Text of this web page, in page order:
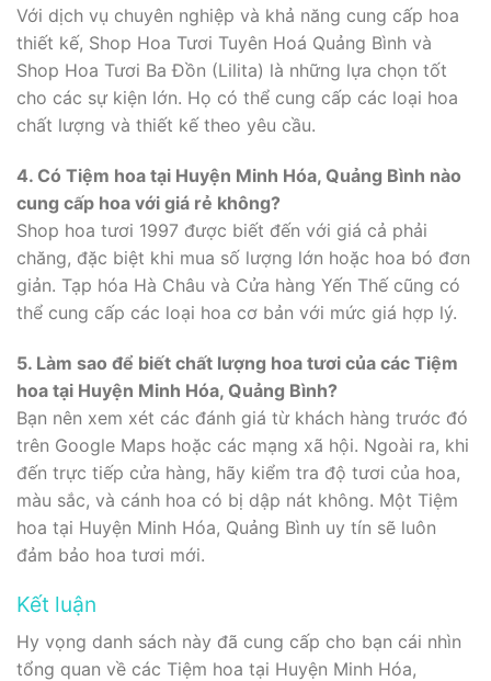
Với dịch vụ chuyên nghiệp và khả năng cung cấp hoa
thiết kế, Shop Hoa Tươi Tuyên Hoá Quảng Bình và
Shop Hoa Tươi Ba Đồn (Lilita) là những lựa chọn tốt
cho các sự kiện lớn. Họ có thể cung cấp các loại hoa
chất lượng và thiết kế theo yêu cầu.
4. Có Tiệm hoa tại Huyện Minh Hóa, Quảng Bình nào
cung cấp hoa với giá rẻ không?
Shop hoa tươi 1997 được biết đến với giá cả phải
chăng, đặc biệt khi mua số lượng lớn hoặc hoa bó đơn
giản. Tạp hóa Hà Châu và Cửa hàng Yến Thế cũng có
thể cung cấp các loại hoa cơ bản với mức giá hợp lý.
5. Làm sao để biết chất lượng hoa tươi của các Tiệm
hoa tại Huyện Minh Hóa, Quảng Bình?
Bạn nên xem xét các đánh giá từ khách hàng trước đó
trên Google Maps hoặc các mạng xã hội. Ngoài ra, khi
đến trực tiếp cửa hàng, hãy kiểm tra độ tươi của hoa,
màu sắc, và cánh hoa có bị dập nát không. Một Tiệm
hoa tại Huyện Minh Hóa, Quảng Bình uy tín sẽ luôn
đảm bảo hoa tươi mới.
Kết luận
Hy vọng danh sách này đã cung cấp cho bạn cái nhìn
tổng quan về các Tiệm hoa tại Huyện Minh Hóa,